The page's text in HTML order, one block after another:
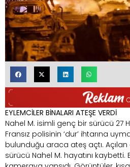
EYLEMCİLER BİNALARI ATEŞE VERDİ
Nahel M. isimli genç bir sürücü 27
Fransız polisinin ‘dur’ ihtarına
bulunduğu araca ateş açtı. Açılan
sürücü Nahel M. hayatını